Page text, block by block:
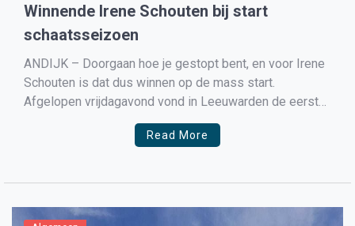
Winnende Irene Schouten bij start
schaatsseizoen
ANDIJK – Doorgaan hoe je gestopt bent, en voor Irene
Schouten is dat dus winnen op de mass start.
Afgelopen vrijdagavond vond in Leeuwarden de eerste
mass start van het seizoen plaats en vanaf de start liet
Irene Schouten duidelijk blijken wie dit seizoen de te
Read More